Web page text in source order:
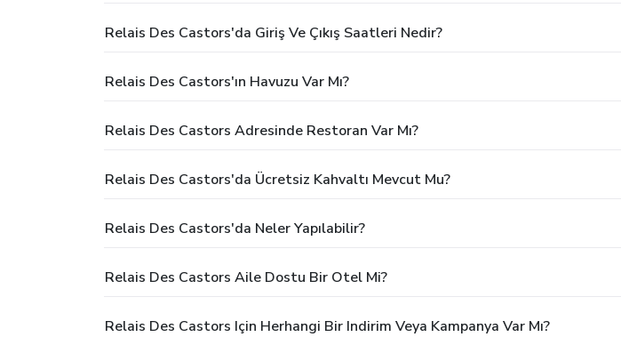
Relais Des Castors'da Giriş Ve Çıkış Saatleri Nedir?
Relais Des Castors'ın Havuzu Var Mı?
Relais Des Castors Adresinde Restoran Var Mı?
Relais Des Castors'da Ücretsiz Kahvaltı Mevcut Mu?
Relais Des Castors'da Neler Yapılabilir?
Relais Des Castors Aile Dostu Bir Otel Mi?
Relais Des Castors Için Herhangi Bir Indirim Veya Kampanya Var Mı?